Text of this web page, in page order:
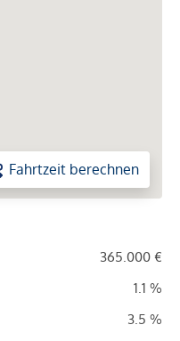
Fahrtzeit berechnen
365.000 €
1.1 %
3.5 %